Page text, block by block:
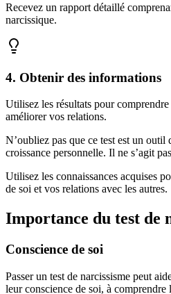
Recevez un rapport détaillé
narcissique.
4. Obtenir des informations
Utilisez les résultats pour
améliorer vos relations.
N’oubliez pas que ce test est un outil
croissance personnelle. Il ne s’agit
Utilisez les connaissances acquises
de soi et vos relations avec les autres.
Importance du test de
Conscience de soi
Passer un test de narcissisme peut
leur conscience de soi, à comprendre